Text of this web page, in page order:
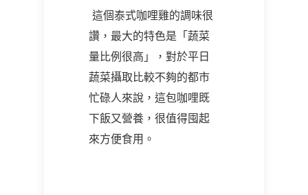
這個泰式咖哩雞的調味很
讚，最大的特色是「蔬菜
量比例很高」，對於平日
蔬菜攝取比較不夠的都市
忙碌人來說，這包咖哩既
下飯又營養，很值得囤起
來方便食用。